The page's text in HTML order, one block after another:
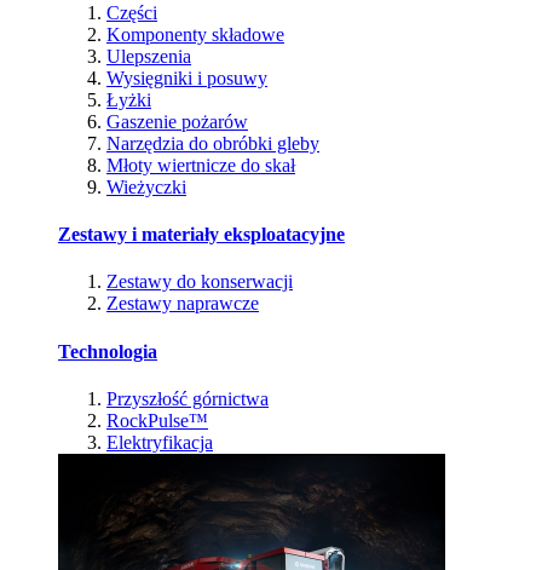
Części
Komponenty składowe
Ulepszenia
Wysięgniki i posuwy
Łyżki
Gaszenie pożarów
Narzędzia do obróbki gleby
Młoty wiertnicze do skał
Wieżyczki
Zestawy i materiały eksploatacyjne
Zestawy do konserwacji
Zestawy naprawcze
Technologia
Przyszłość górnictwa
RockPulse™
Elektryfikacja